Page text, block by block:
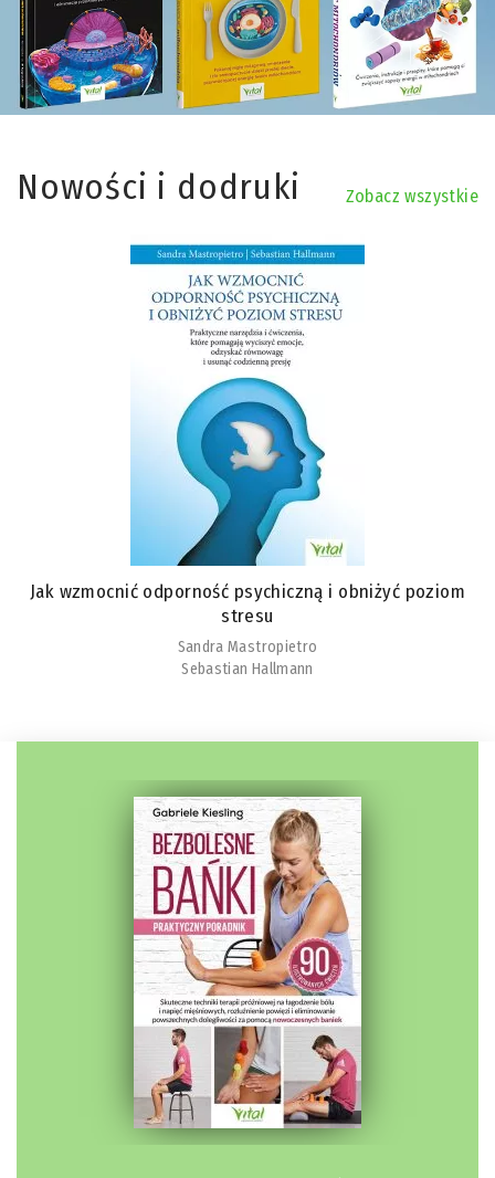
Nowości i dodruki Zobacz wszystkie
Jak wzmocnić odporność psychiczną i obniżyć poziom
stresu
Sandra Mastropietro
Sebastian Hallmann